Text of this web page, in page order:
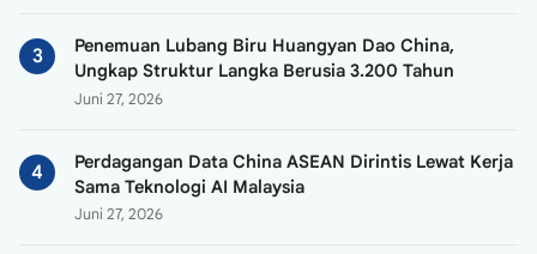
Penemuan Lubang Biru Huangyan Dao China,
Ungkap Struktur Langka Berusia 3.200 Tahun
Juni 27, 2026
Perdagangan Data China ASEAN Dirintis Lewat Kerja
Sama Teknologi AI Malaysia
Juni 27, 2026